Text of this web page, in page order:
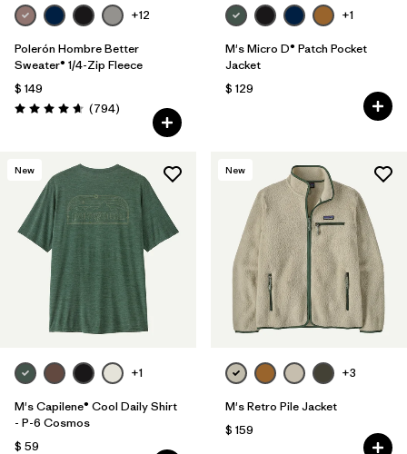
+12
Polerón Hombre Better
Sweater® 1/4-Zip Fleece
$ 149
Valoración: 4.7 / 5
(794Comentarios
)
+1
M's Micro D® Patch Pocket
Jacket
$ 129
New
+1
M's Capilene® Cool Daily Shirt
- P-6 Cosmos
$ 59
New
+3
M's Retro Pile Jacket
$ 159